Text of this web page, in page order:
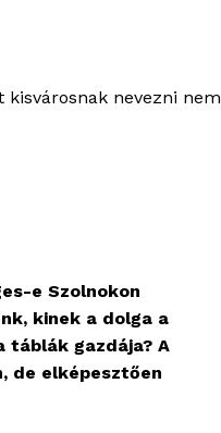
kisvárosnak nevezni nem
e Szolnokon
kinek a dolga a
táblák gazdája? A
de elképesztően